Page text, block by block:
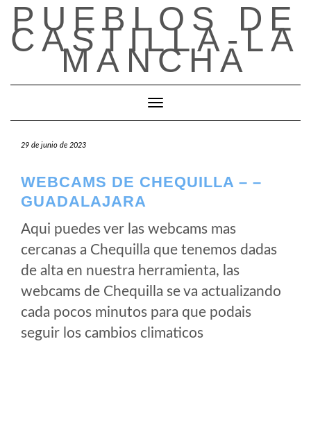
Saltar
contenido
PUEBLOS DE
CASTILLA-LA
MANCHA
Cambiar modo de navegación
29 de junio de 2023
WEBCAMS DE CHEQUILLA – –
GUADALAJARA
Aqui puedes ver las webcams mas
cercanas a Chequilla que tenemos dadas
de alta en nuestra herramienta, las
webcams de Chequilla se va actualizando
cada pocos minutos para que podais
seguir los cambios climaticos